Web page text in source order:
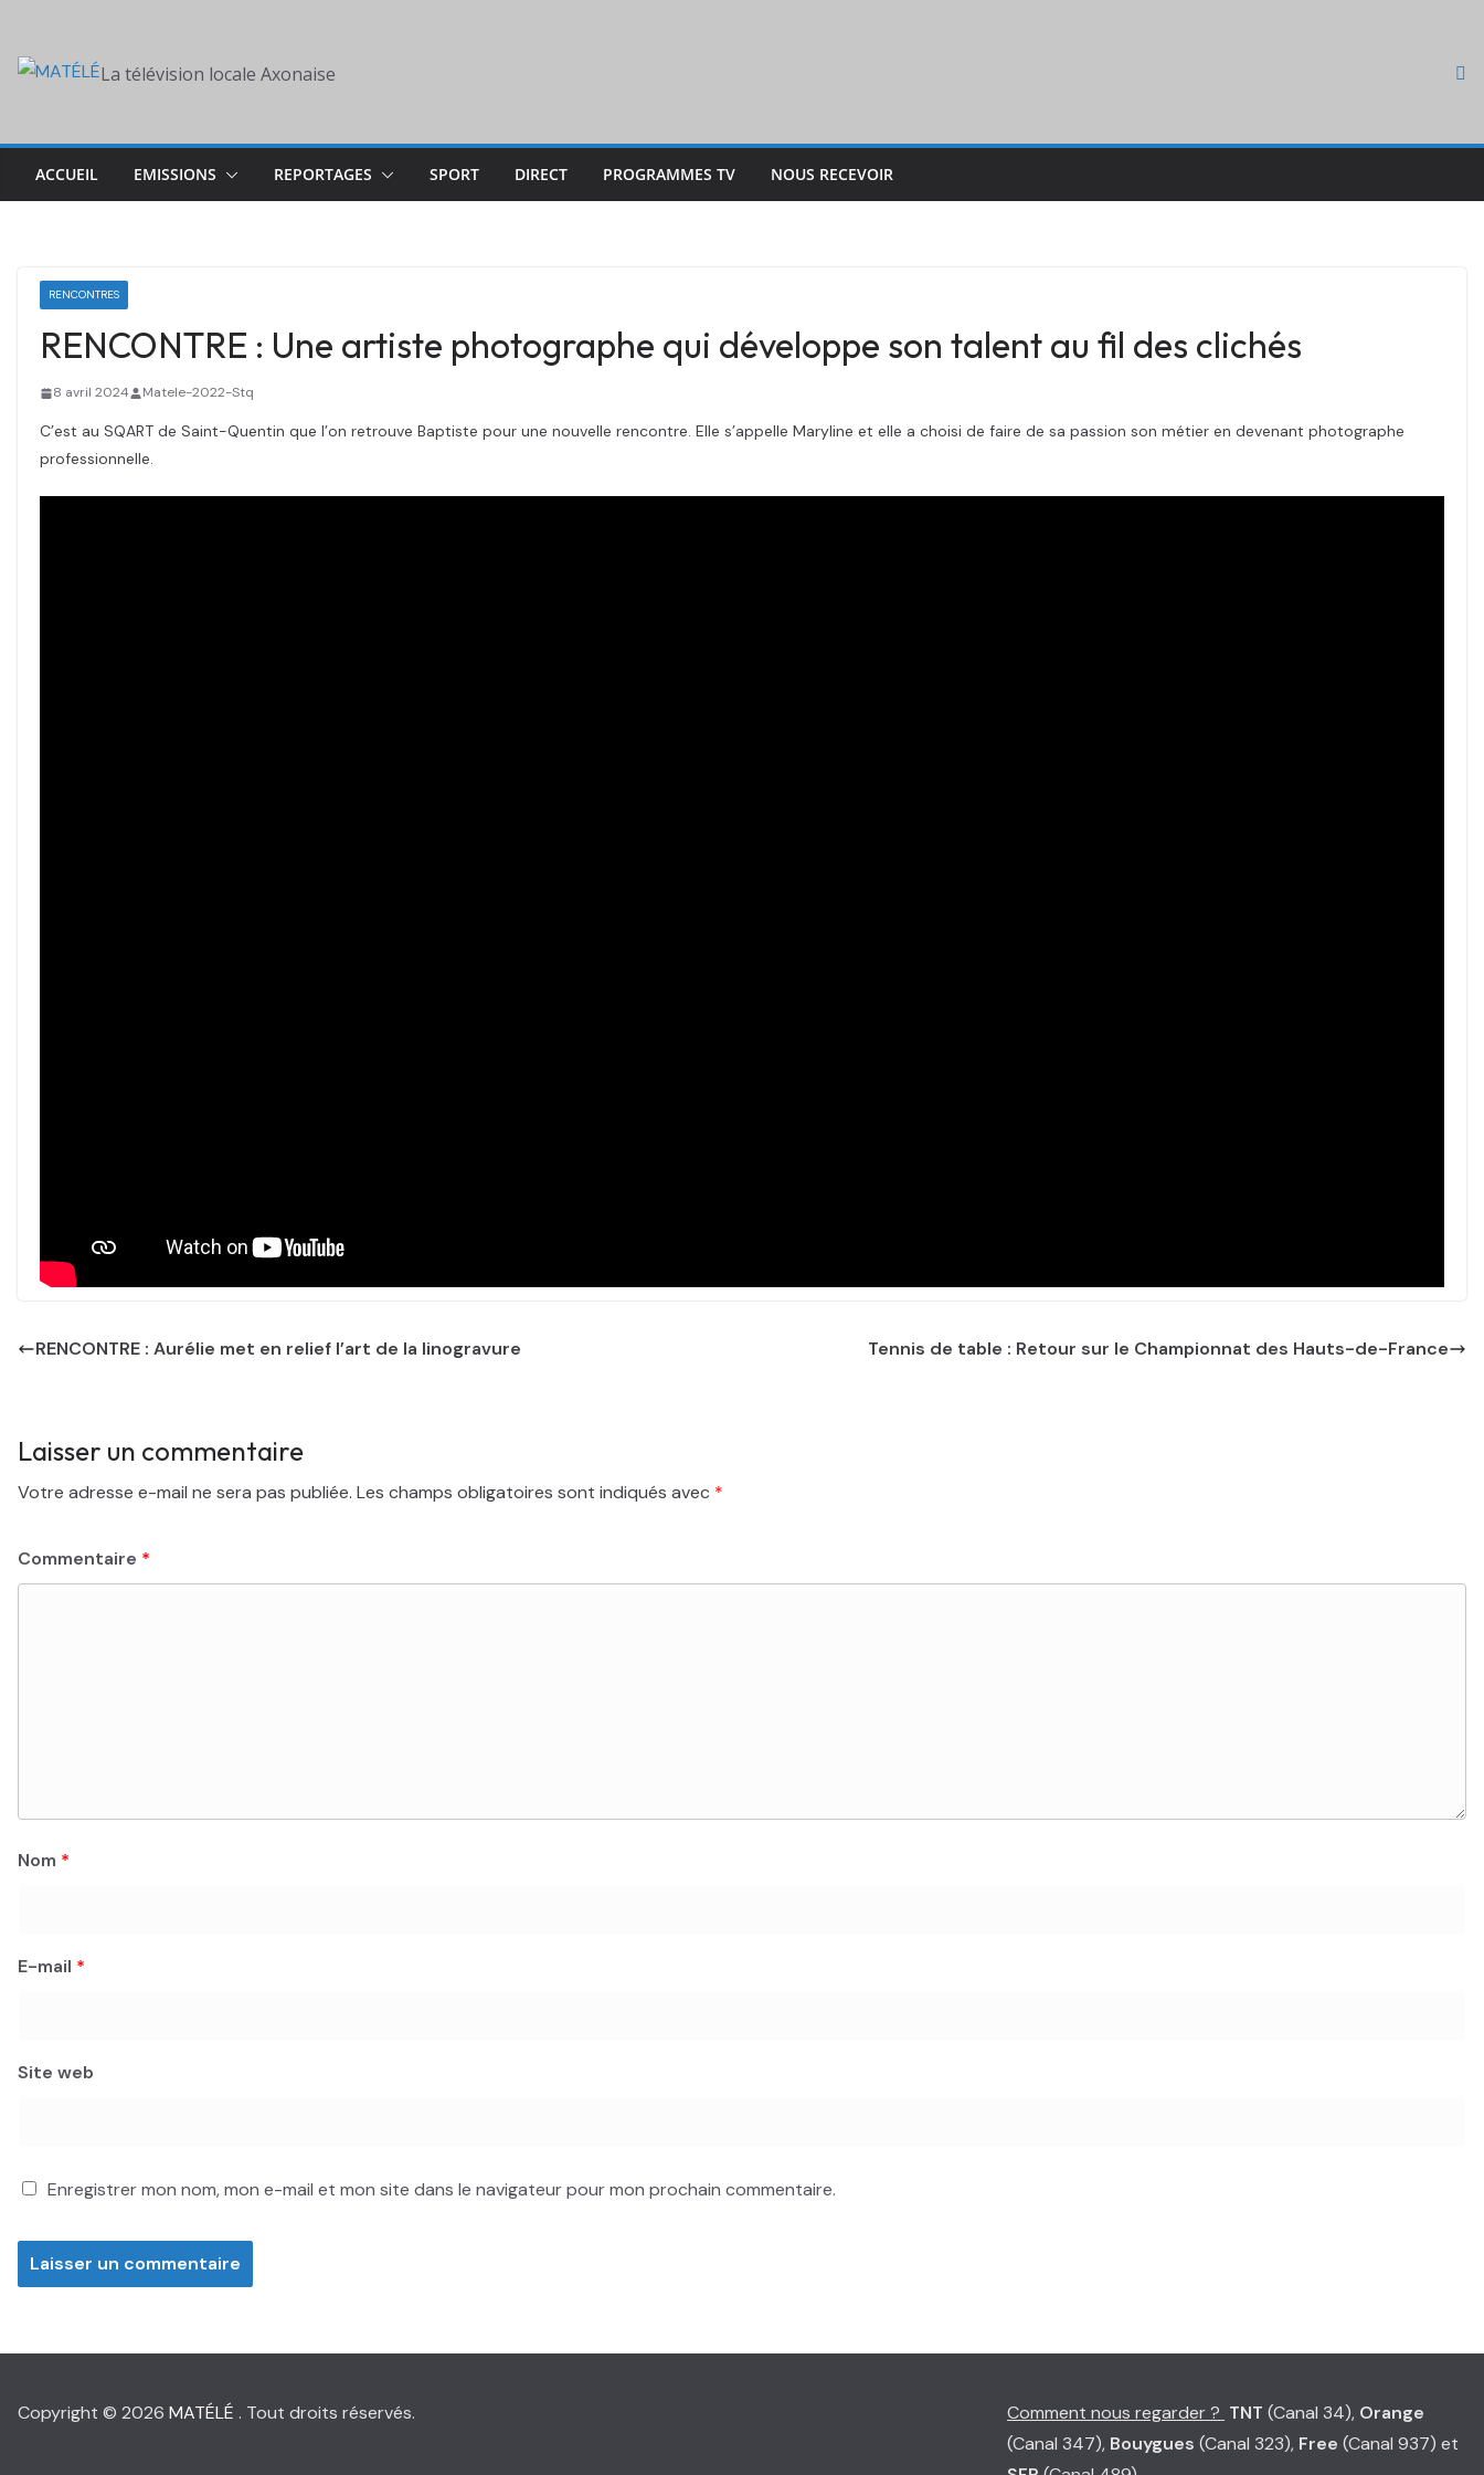
content
La télévision locale Axonaise
ACCUEIL EMISSIONS REPORTAGES SPORT DIRECT PROGRAMMES TV NOUS RECEVOIR
RENCONTRES
RENCONTRE : Une artiste photographe qui développe son talent au fil des clichés
8 avril 2024 Matele-2022-Stq
C’est au SQART de Saint-Quentin que l’on retrouve Baptiste pour une nouvelle rencontre. Elle s’appelle Maryline et elle a choisi de faire de sa passion son métier en devenant photographe
professionnelle.
RENCONTRE : Aurélie met en relief l’art de la linogravure Tennis de table : Retour sur le Championnat des Hauts-de-France
Laisser un commentaire
Votre adresse e-mail ne sera pas publiée. Les champs obligatoires sont indiqués avec *
Commentaire *
Nom *
E-mail *
Site web
Enregistrer mon nom, mon e-mail et mon site dans le navigateur pour mon prochain commentaire.
Copyright © 2026 MATÉLÉ . Tout droits réservés. Comment nous regarder ? TNT (Canal 34), Orange
(Canal 347), Bouygues (Canal 323), Free (Canal 937) et